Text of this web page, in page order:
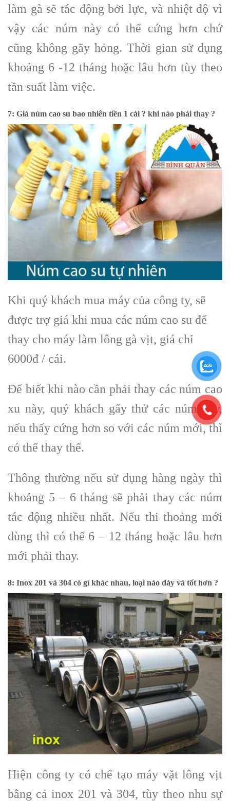
làm gà sẽ tác động bởi lực, và nhiệt độ vì
vậy các núm này có thể cứng hơn chứ
cũng không gãy hỏng. Thời gian sử dụng
khoảng 6 -12 tháng hoặc lâu hơn tùy theo
tần suất làm việc.
7: Giá núm cao su bao nhiên tiền 1 cái ? khi nào phải thay ?
Khi quý khách mua máy của công ty, sẽ
được trợ giá khi mua các núm cao su để
thay cho máy làm lông gà vịt, giá chỉ
6000đ / cái.
Để biết khi nào cần phải thay các núm cao
xu này, quý khách gẩy thử các núm này,
nếu thấy cứng hơn so với các núm mới, thì
có thể thay thế.
Thông thường nếu sử dụng hàng ngày thì
khoảng 5 – 6 tháng sẽ phải thay các núm
tác động nhiều nhất. Nếu thi thoảng mới
dùng thì có thể 6 – 12 tháng hoặc lâu hơn
mới phải thay.
8: Inox 201 và 304 có gì khác nhau, loại nào dày và tốt hơn ?
Hiện công ty có chế tạo máy vặt lông vịt
bằng cả inox 201 và 304, tùy theo nhu sự